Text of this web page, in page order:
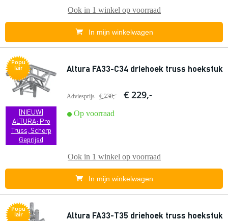
Ook in 1 winkel op voorraad
In mijn winkelwagen
Popu
lair
[NIEUW]
ALTURA: Pro
Truss, Scherp
Geprijsd
Altura FA33-C34 driehoek truss hoekstuk
Adviesprijs € 230,- € 229,-
Op voorraad
Ook in 1 winkel op voorraad
In mijn winkelwagen
Popu
lair Altura FA33-T35 driehoek truss hoekstuk